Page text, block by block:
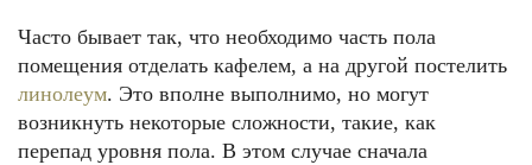
Часто бывает так, что необходимо часть пола
помещения отделать кафелем, а на другой постелить
линолеум. Это вполне выполнимо, но могут
возникнуть некоторые сложности, такие, как
перепад уровня пола. В этом случае сначала